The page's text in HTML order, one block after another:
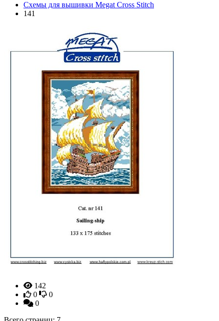
Схемы для вышивки Megat Cross Stitch
141
142
0
0
0